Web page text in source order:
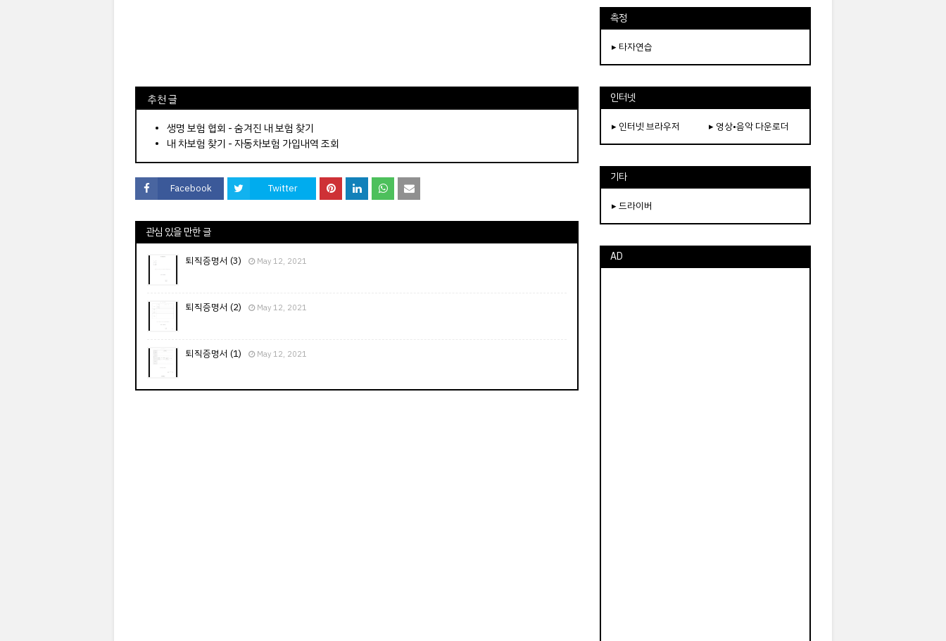
⠀추천 글
⠀­­­­­­­­؜؜؜؜­­­­­­­­؜؜؜؜• 생명 보험 협회 - 숨겨진 내 보험 찾기
내 차보험 찾기 - 자동차보험 가입내역 조회
Facebook Twitter
관심 있을 만한 글
퇴직증명서 (3) May 12, 2021
퇴직증명서 (2) May 12, 2021
퇴직증명서 (1) May 12, 2021
측정
▸ 타자연습
인터넷
▸ 인터넷 브라우저 ▸ 영상•음악 다운로더
기타
▸ 드라이버
AD